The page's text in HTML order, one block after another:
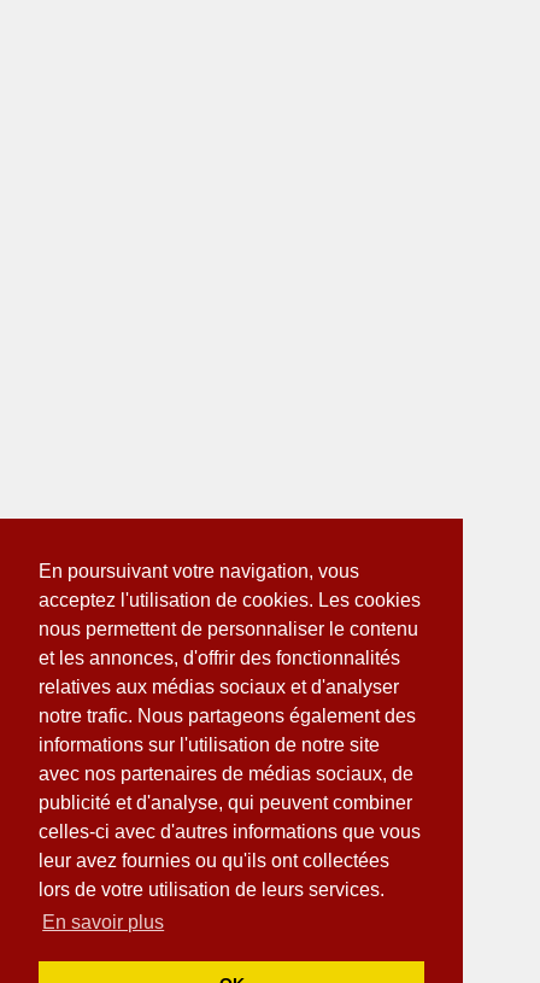
En poursuivant votre navigation, vous
acceptez l'utilisation de cookies. Les cookies
nous permettent de personnaliser le contenu
et les annonces, d'offrir des fonctionnalités
relatives aux médias sociaux et d'analyser
notre trafic. Nous partageons également des
informations sur l'utilisation de notre site
avec nos partenaires de médias sociaux, de
publicité et d'analyse, qui peuvent combiner
celles-ci avec d'autres informations que vous
leur avez fournies ou qu'ils ont collectées
lors de votre utilisation de leurs services.
En savoir plus